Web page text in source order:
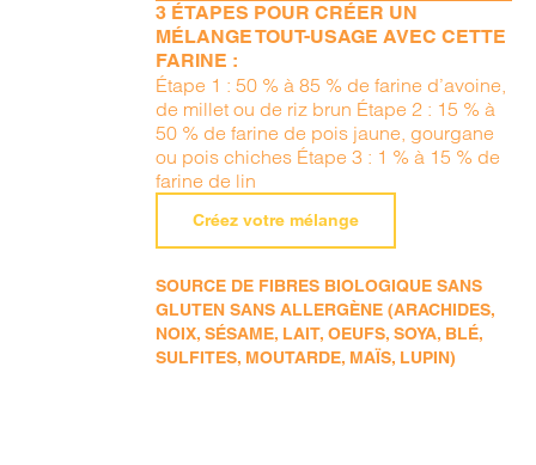
3 ÉTAPES POUR CRÉER UN
MÉLANGE TOUT-USAGE AVEC CETTE
FARINE :
Étape 1 : 50 % à 85 % de farine d’avoine,
de millet ou de riz brun Étape 2 : 15 % à
50 % de farine de pois jaune, gourgane
ou pois chiches Étape 3 : 1 % à 15 % de
farine de lin
Créez votre mélange
SOURCE DE FIBRES BIOLOGIQUE SANS
GLUTEN SANS ALLERGÈNE (ARACHIDES,
NOIX, SÉSAME, LAIT, OEUFS, SOYA, BLÉ,
SULFITES, MOUTARDE, MAÏS, LUPIN)